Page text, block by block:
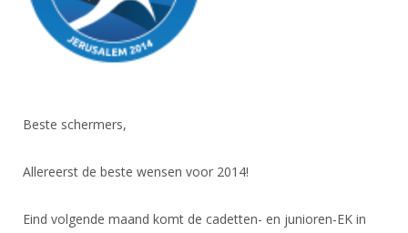
Beste schermers,
Allereerst de beste wensen voor 2014!
Eind volgende maand komt de cadetten- en junioren-EK in